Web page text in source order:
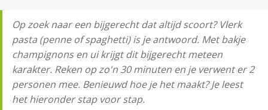
Op zoek naar een bijgerecht dat altijd scoort? Vlerk
pasta (penne of spaghetti) is je antwoord. Met bakje
champignons en ui krijgt dit bijgerecht meteen
karakter. Reken op zo'n 30 minuten en je verwent er 2
personen mee. Benieuwd hoe je het maakt? Je leest
het hieronder stap voor stap.